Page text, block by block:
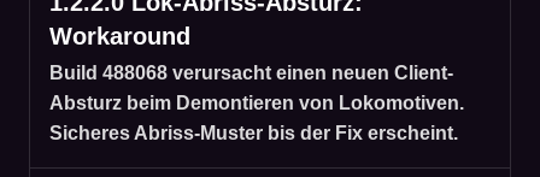
Workaround
Build 488068 verursacht einen neuen Client-
Absturz beim Demontieren von Lokomotiven.
Sicheres Abriss-Muster bis der Fix erscheint.